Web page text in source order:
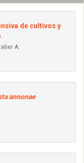
de cultivos y
A.
annonae